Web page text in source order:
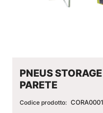
PNEUS
PARETE
Codice prodotto: